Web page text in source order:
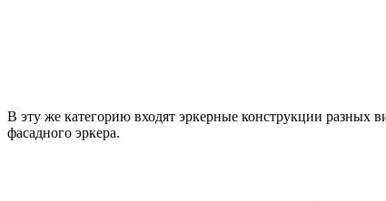
В эту же категорию входят эркерные конструкции разных
фасадного эркера.